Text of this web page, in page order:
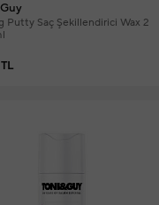
Putty Saç Şekillendirici Wax 2